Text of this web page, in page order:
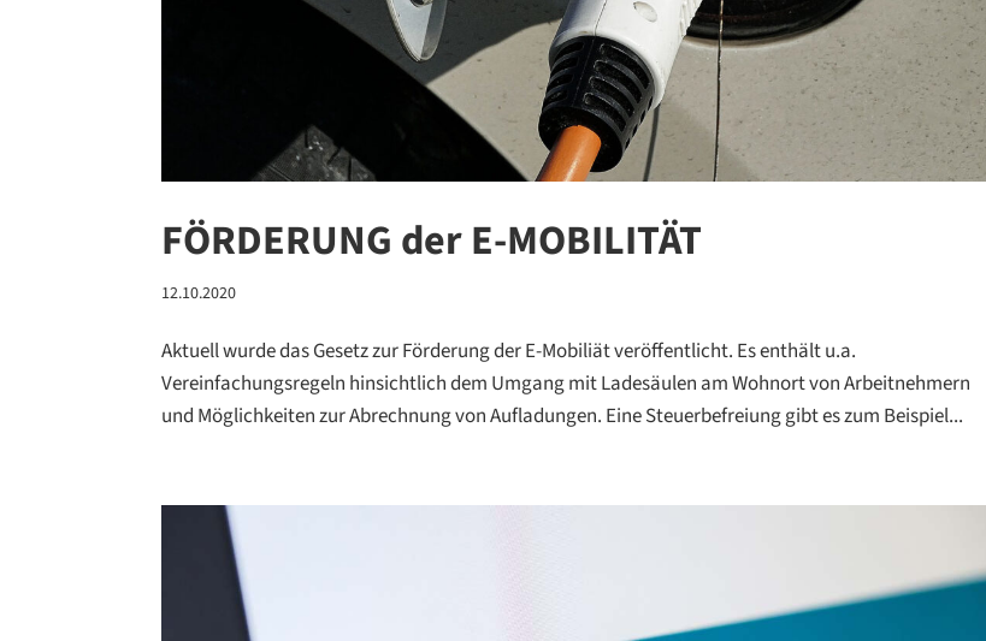
FÖRDERUNG der E-MOBILITÄT⁠
12.10.2020
Aktuell wurde das Gesetz zur Förderung der E-Mobiliät veröffentlicht. Es enthält u.a.
Vereinfachungsregeln hinsichtlich dem Umgang mit Ladesäulen am Wohnort von Arbeitnehmern
und Möglichkeiten zur Abrechnung von Aufladungen.⁠ Eine Steuerbefreiung gibt es zum Beispiel...